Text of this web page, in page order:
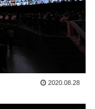
2020.08.28